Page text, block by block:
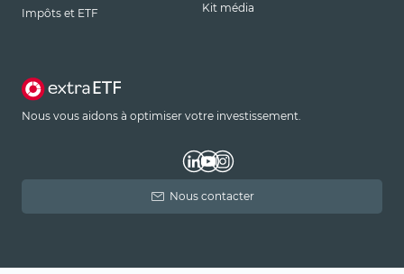
Impôts et ETF
Kit média
Nous vous aidons à optimiser votre investissement.
Nous contacter